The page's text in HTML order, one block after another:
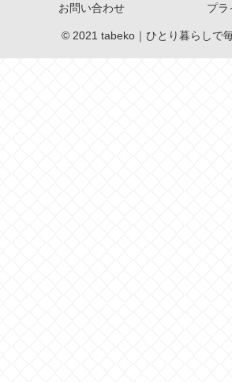
お問い合わせ
プラ
© 2021 tabeko｜ひとり暮らしで